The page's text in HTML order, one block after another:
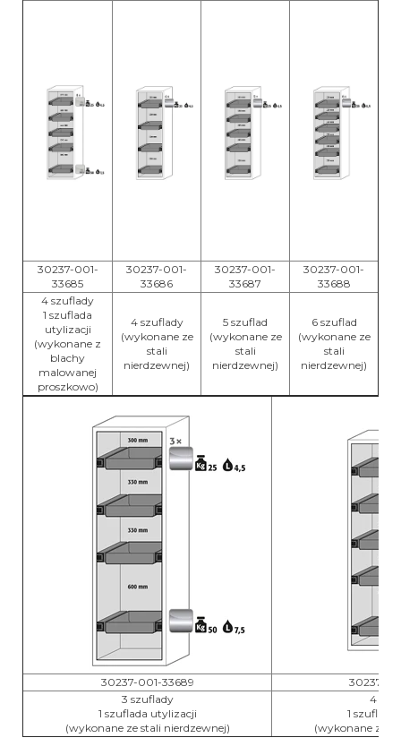
30237-001-
33685
30237-001-
33686
30237-001-
33687
30237-001-
33688
4 szuflady
1 szuflada
utylizacji
(wykonane z
blachy
malowanej
proszkowo)
4 szuflady
(wykonane ze
stali
nierdzewnej)
5 szuflad
(wykonane ze
stali
nierdzewnej)
6 szuflad
(wykonane ze
stali
nierdzewnej)
30237-001-33689
30237-
3 szuflady
1 szuflada utylizacji
(wykonane ze stali nierdzewnej)
4
1
(wykonane ze